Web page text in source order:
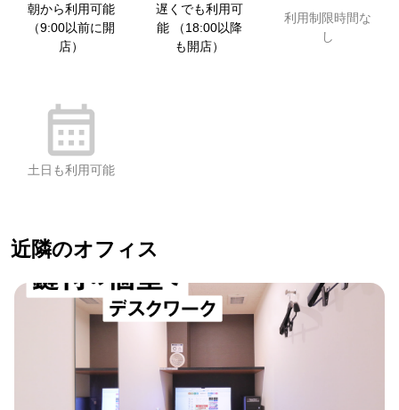
朝から利用可能
（9:00以前に開
店）
遅くでも利用可
能 （18:00以降
も開店）
利用制限時間な
し
土日も利用可能
近隣のオフィス